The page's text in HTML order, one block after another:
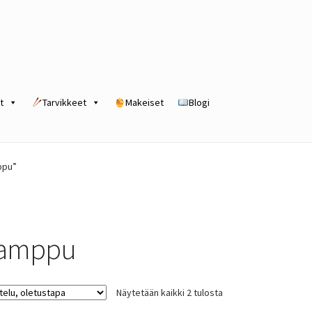
Tarvikkeet Makeiset Blogi
Näytetään kaikki 2 tulosta